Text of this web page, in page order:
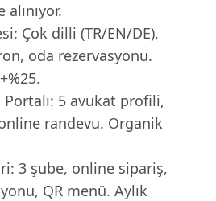
Çok dilli (TR/EN/DE),
oda rezervasyonu.
5 avukat profili,
randevu. Organik
3 şube, online sipariş,
QR menü. Aylık